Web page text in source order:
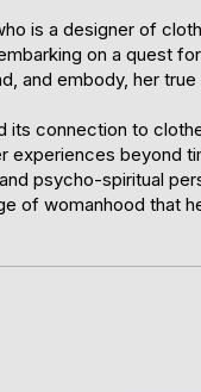
is a designer of
on a quest
and embody, her true
its connection to
experiences beyond
psycho-spiritual
of womanhood that